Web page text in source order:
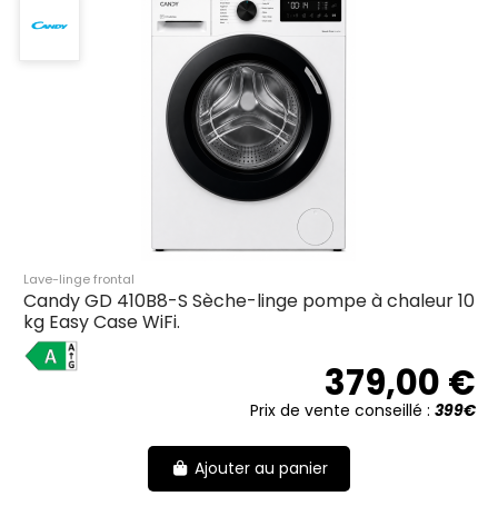
Lave-linge frontal
Candy GD 410B8-S Sèche-linge pompe à chaleur 10
kg Easy Case WiFi.
A
379,00 €
Prix de vente conseillé : 399€
Ajouter au panier